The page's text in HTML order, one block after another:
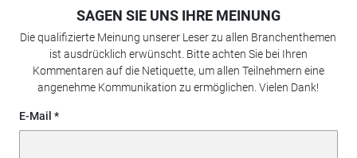
SAGEN SIE UNS IHRE MEINUNG
Die qualifizierte Meinung unserer Leser zu allen Branchenthemen
ist ausdrücklich erwünscht. Bitte achten Sie bei Ihren
Kommentaren auf die Netiquette, um allen Teilnehmern eine
angenehme Kommunikation zu ermöglichen. Vielen Dank!
E-Mail